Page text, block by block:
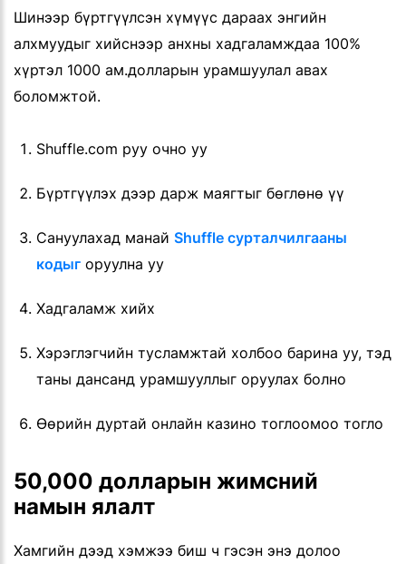
Шинээр бүртгүүлсэн хүмүүс дараах энгийн
алхмуудыг хийснээр анхны хадгаламждаа 100%
хүртэл 1000 ам.долларын урамшуулал авах
боломжтой.
Shuffle.com руу очно уу
Бүртгүүлэх дээр дарж маягтыг бөглөнө үү
Сануулахад манай Shuffle сурталчилгааны
кодыг оруулна уу
Хадгаламж хийх
Хэрэглэгчийн тусламжтай холбоо барина уу, тэд
таны дансанд урамшууллыг оруулах болно
Өөрийн дуртай онлайн казино тоглоомоо тогло
50,000 долларын жимсний
намын ялалт
Хамгийн дээд хэмжээ биш ч гэсэн энэ долоо